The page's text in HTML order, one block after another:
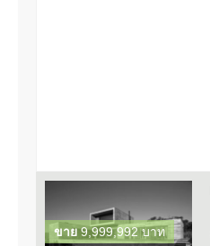
ขาย9,999,992 บาท